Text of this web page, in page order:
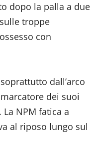
dopo la palla a due
troppe
con
dall’arco
dei suoi
NPM fatica a
al riposo lungo sul